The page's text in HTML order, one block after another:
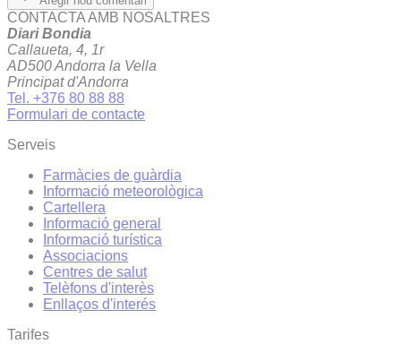
CONTACTA AMB NOSALTRES
Diari Bondia
Callaueta, 4, 1r
AD500 Andorra la Vella
Principat d'Andorra
Tel. +376 80 88 88
Formulari de contacte
Serveis
Farmàcies de guàrdia
Informació meteorològica
Cartellera
Informació general
Informació turística
Associacions
Centres de salut
Telèfons d'interès
Enllaços d'interés
Tarifes